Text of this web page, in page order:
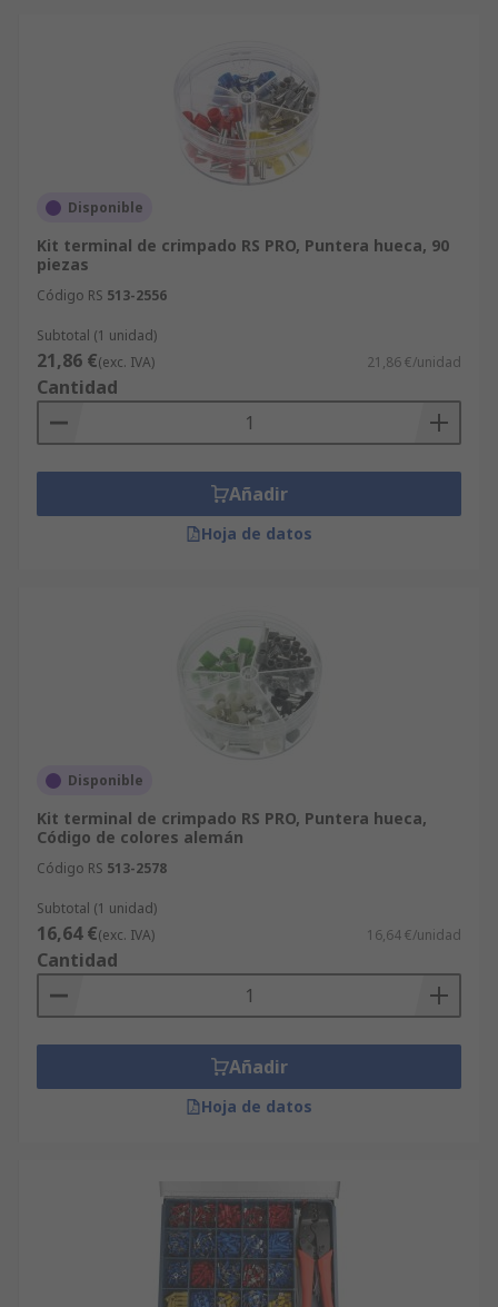
Disponible
Kit terminal de crimpado RS PRO, Puntera hueca, 90
piezas
Código RS 513-2556
Subtotal (1 unidad)
21,86 €(exc. IVA) 21,86 €/unidad
Cantidad
Añadir
Hoja de datos
Disponible
Kit terminal de crimpado RS PRO, Puntera hueca,
Código de colores alemán
Código RS 513-2578
Subtotal (1 unidad)
16,64 €(exc. IVA) 16,64 €/unidad
Cantidad
Añadir
Hoja de datos